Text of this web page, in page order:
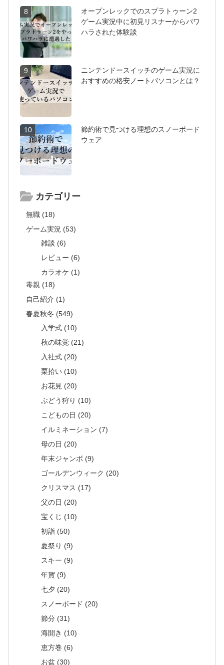
8
オープンレックでのスプラトゥーン2
ゲーム実況中に初見リスナーからパワ
ハラされた体験談
9
ニンテンドースイッチのゲーム実況に
おすすめの格安ノートパソコンとは？
10
節約術で見つける理想のスノーボード
ウェア
カテゴリー
無職 (18)
ゲーム実況 (53)
雑談 (6)
レビュー (6)
カラオケ (1)
毒親 (18)
自己紹介 (1)
春夏秋冬 (549)
入学式 (10)
秋の味覚 (21)
入社式 (20)
栗拾い (10)
お花見 (20)
ぶどう狩り (10)
こどもの日 (20)
イルミネーション (7)
母の日 (20)
年末ジャンボ (9)
ゴールデンウィーク (20)
クリスマス (17)
父の日 (20)
宝くじ (10)
初詣 (50)
夏祭り (9)
スキー (9)
年賀 (9)
七夕 (20)
スノーボード (20)
節分 (31)
海開き (10)
恵方巻 (6)
お盆 (30)